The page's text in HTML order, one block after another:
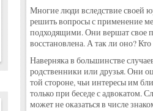
Многие люди вследствие своей
решить вопросы с применение
подходящими. Они вершат свое
восстановлена. А так ли оно?
Наверняка в большинстве
родственники или друзья. Они
той стороне, чьи интересы им
только при беседе с адвокатом.
может не оказаться в числе